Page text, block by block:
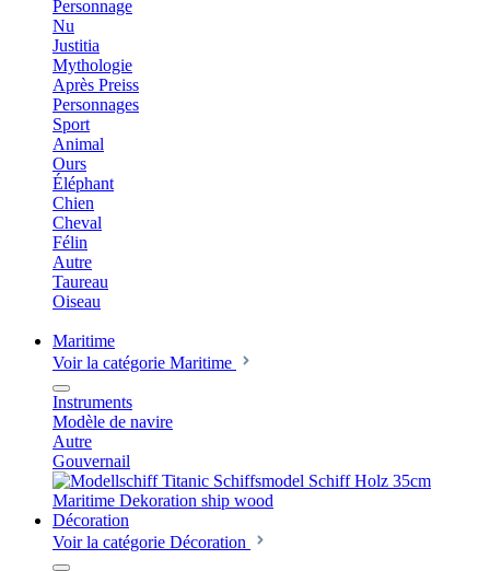
Personnage
Nu
Justitia
Mythologie
Après Preiss
Personnages
Sport
Animal
Ours
Éléphant
Chien
Cheval
Félin
Autre
Taureau
Oiseau
Maritime
Voir la catégorie Maritime
Instruments
Modèle de navire
Autre
Gouvernail
Décoration
Voir la catégorie Décoration